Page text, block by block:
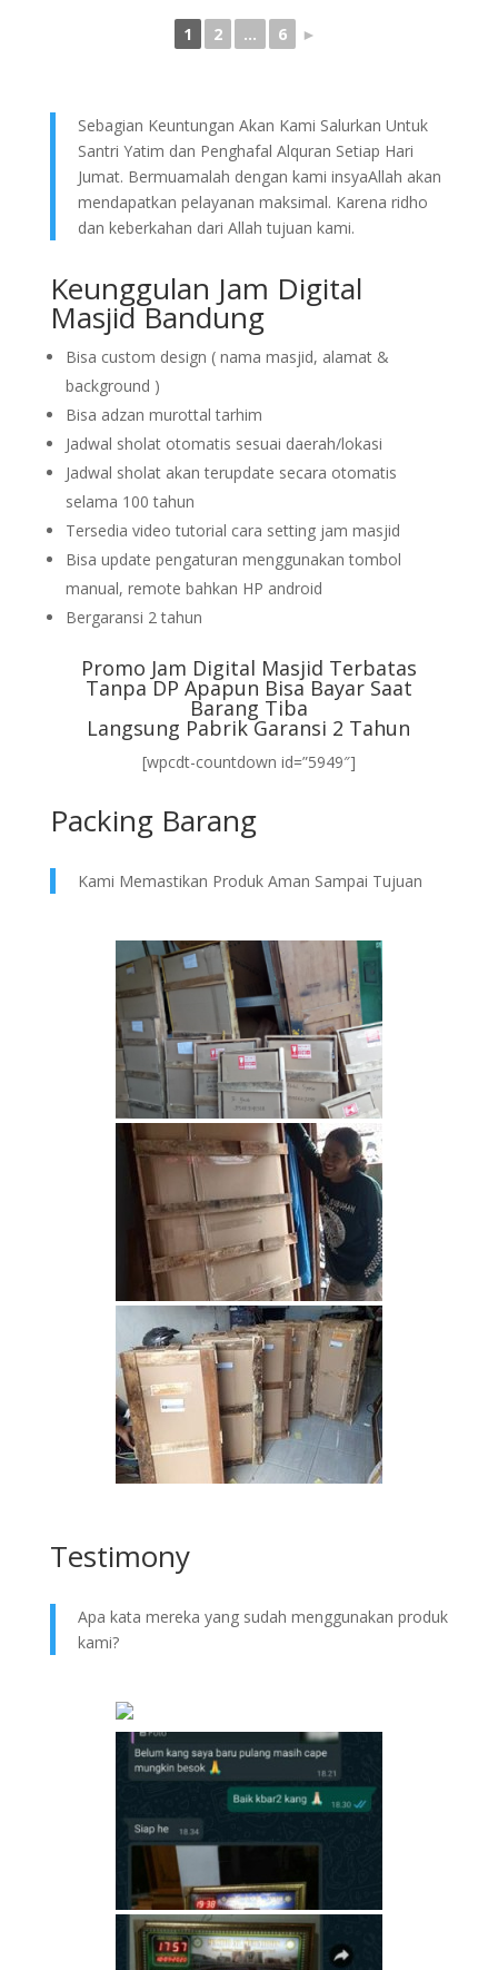
1 2 ... 6 ►
Sebagian Keuntungan Akan Kami Salurkan Untuk
Santri Yatim dan Penghafal Alquran Setiap Hari
Jumat. Bermuamalah dengan kami insyaAllah akan
mendapatkan pelayanan maksimal. Karena ridho
dan keberkahan dari Allah tujuan kami.
Keunggulan Jam Digital
Masjid Bandung
Bisa custom design ( nama masjid, alamat &
background )
Bisa adzan murottal tarhim
Jadwal sholat otomatis sesuai daerah/lokasi
Jadwal sholat akan terupdate secara otomatis
selama 100 tahun
Tersedia video tutorial cara setting jam masjid
Bisa update pengaturan menggunakan tombol
manual, remote bahkan HP android
Bergaransi 2 tahun
Promo Jam Digital Masjid Terbatas
Tanpa DP Apapun Bisa Bayar Saat
Barang Tiba
Langsung Pabrik Garansi 2 Tahun
[wpcdt-countdown id=”5949″]
Packing Barang
Kami Memastikan Produk Aman Sampai Tujuan
Testimony
Apa kata mereka yang sudah menggunakan produk
kami?